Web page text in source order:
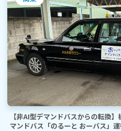
【非AI型デマンドバスからの転換
マンドバス「のるーと おーバス」